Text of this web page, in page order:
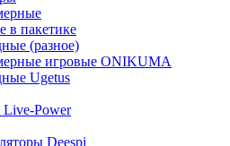
в пакетике
(разное)
игровые ONIKUMA
Ugetus
Live-Power
Deespi